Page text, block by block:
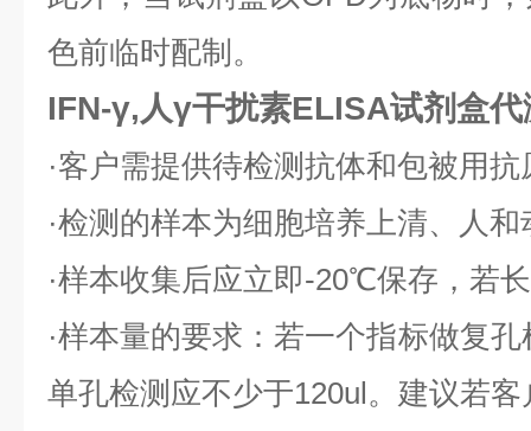
色前临时配制。
IFN-γ,人γ干扰素ELISA试剂盒代
·客户需提供待检测抗体和包被用抗
·检测的样本为细胞培养上清、人
·样本收集后应立即-20℃保存，若
·样本量的要求：若一个指标做复
单孔检测应不少于120ul。建议若